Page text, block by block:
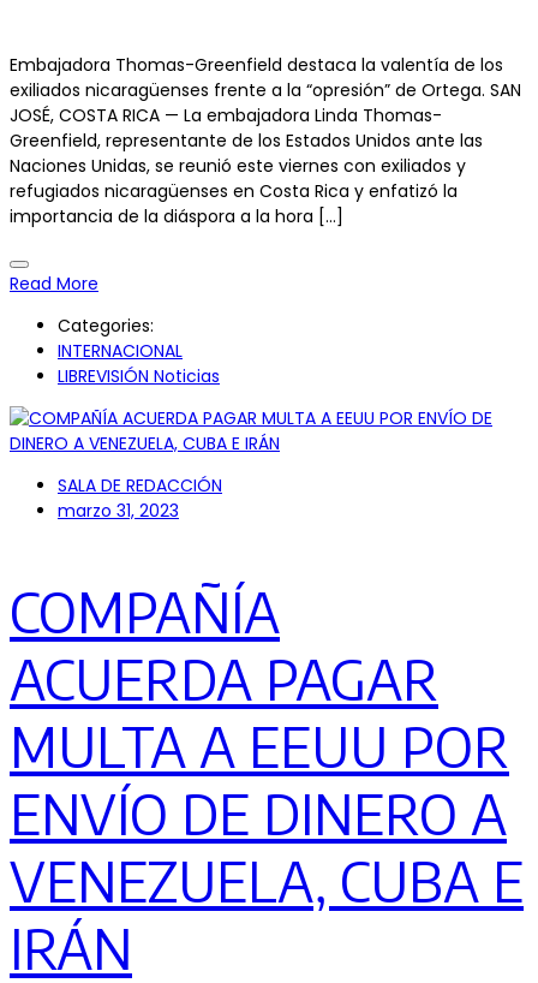
Embajadora Thomas-Greenfield destaca la valentía de los
exiliados nicaragüenses frente a la “opresión” de Ortega. SAN
JOSÉ, COSTA RICA — La embajadora Linda Thomas-
Greenfield, representante de los Estados Unidos ante las
Naciones Unidas, se reunió este viernes con exiliados y
refugiados nicaragüenses en Costa Rica y enfatizó la
importancia de la diáspora a la hora […]
Read More
Categories:
INTERNACIONAL
LIBREVISIÓN Noticias
SALA DE REDACCIÓN
marzo 31, 2023
COMPAÑÍA
ACUERDA PAGAR
MULTA A EEUU POR
ENVÍO DE DINERO A
VENEZUELA, CUBA E
IRÁN